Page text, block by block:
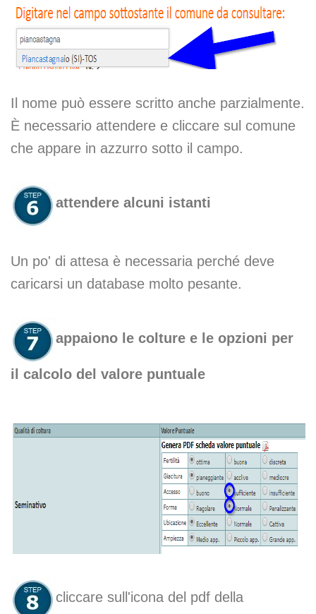
Il nome può essere scritto anche parzialmente.
È necessario attendere e cliccare sul comune
che appare in azzurro sotto il campo.
attendere alcuni istanti
Un po' di attesa è necessaria perché deve
caricarsi un database molto pesante.
appaiono le colture e le opzioni per
il calcolo del valore puntuale
cliccare sull'icona del pdf della